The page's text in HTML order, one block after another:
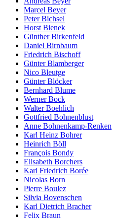
Marcel Beyer
Peter Bichsel
Horst Bienek
Günther Birkenfeld
Daniel Birnbaum
Friedrich Bischoff
Günter Blamberger
Nico Bleutge
Günter Blöcker
Bernhard Blume
Werner Bock
Walter Boehlich
Gottfried Bohnenblust
Anne Bohnenkamp-Renken
Karl Heinz Bohrer
Heinrich Böll
François Bondy
Elisabeth Borchers
Karl Friedrich Borée
Nicolas Born
Pierre Boulez
Silvia Bovenschen
Karl Dietrich Bracher
Felix Braun